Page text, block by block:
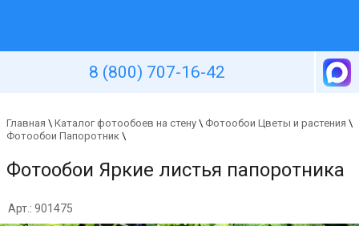
8 (800) 707-16-42
Главная \ Каталог фотообоев на стену \ Фотообои Цветы и растения \
Фотообои Папоротник \
Фотообои Яркие листья папоротника
Арт.: 901475